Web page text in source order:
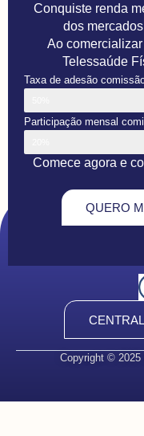
Conquiste renda
dos
Ao
Telessaúde
Taxa de adesão
Participação mensal
Comece agora e
QUERO
Copyright © 2025